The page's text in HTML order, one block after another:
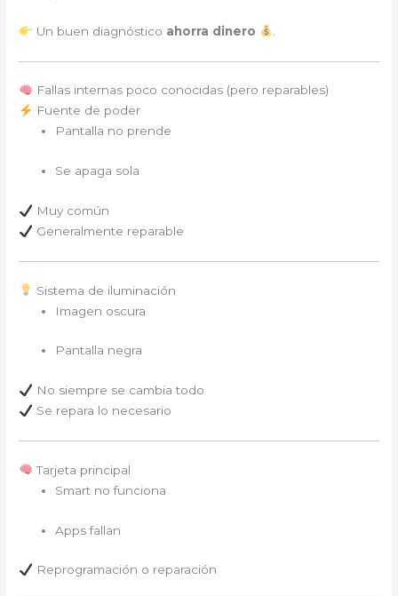
Un buen diagnóstico ahorra dinero
Fallas internas poco conocidas (pero reparables)
Fuente de poder
Pantalla no prende
Se apaga sola
Muy común
Generalmente reparable
Sistema de iluminación
Imagen oscura
Pantalla negra
No siempre se cambia todo
Se repara lo necesario
Tarjeta principal
Smart no funciona
Apps fallan
Reprogramación o reparación